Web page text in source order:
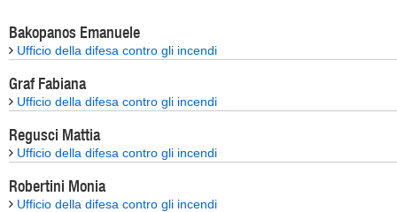
Bakopanos Emanuele
Ufficio della difesa contro gli incendi
Graf Fabiana
Ufficio della difesa contro gli incendi
Regusci Mattia
Ufficio della difesa contro gli incendi
Robertini Monia
Ufficio della difesa contro gli incendi